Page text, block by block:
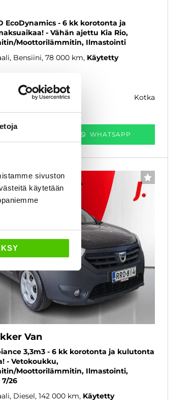
sivuston
käytetään
EcoDynamics - 6 kk korotonta ja
- Vähän ajettu Kia Rio,
Moottorilämmitin, Ilmastointi
Bensiini, 78 000 km Käytetty
kotka
WHATSAPP
ja kulutonta SUOSIKKI
Van
3,3m3 - 6 kk korotonta ja kulutonta
- Vetokoukku,
Moottorilämmitin, Ilmastointi,
26
Diesel, 142 000 km Käytetty